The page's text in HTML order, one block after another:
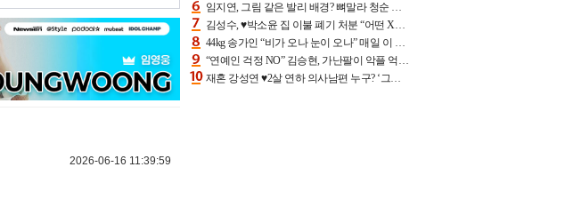
2026-06-16 11:39:59
임지연, 그림 같은 발리 배경? 뼈말라 청순 비키니 핏에 상대 안 되네
김성수, ♥박소윤 집 이불 폐기 처분 “어떤 X이랑 썼을지 몰라” 질투(신랑수업2)[어제TV]
44kg 송가인 “비가 오나 눈이 오나” 매일 이 운동, 허벅지 근육량 상승+체지방 감소
“연예인 걱정 NO” 김승현, 가난팔이 악플 억울할만‥아내+딸과 日 여행
재혼 강성연 ♥2살 연하 의사남편 누구? ‘그알’ 자문의에 훈남 비주얼 초엘리트 스펙 [종합]